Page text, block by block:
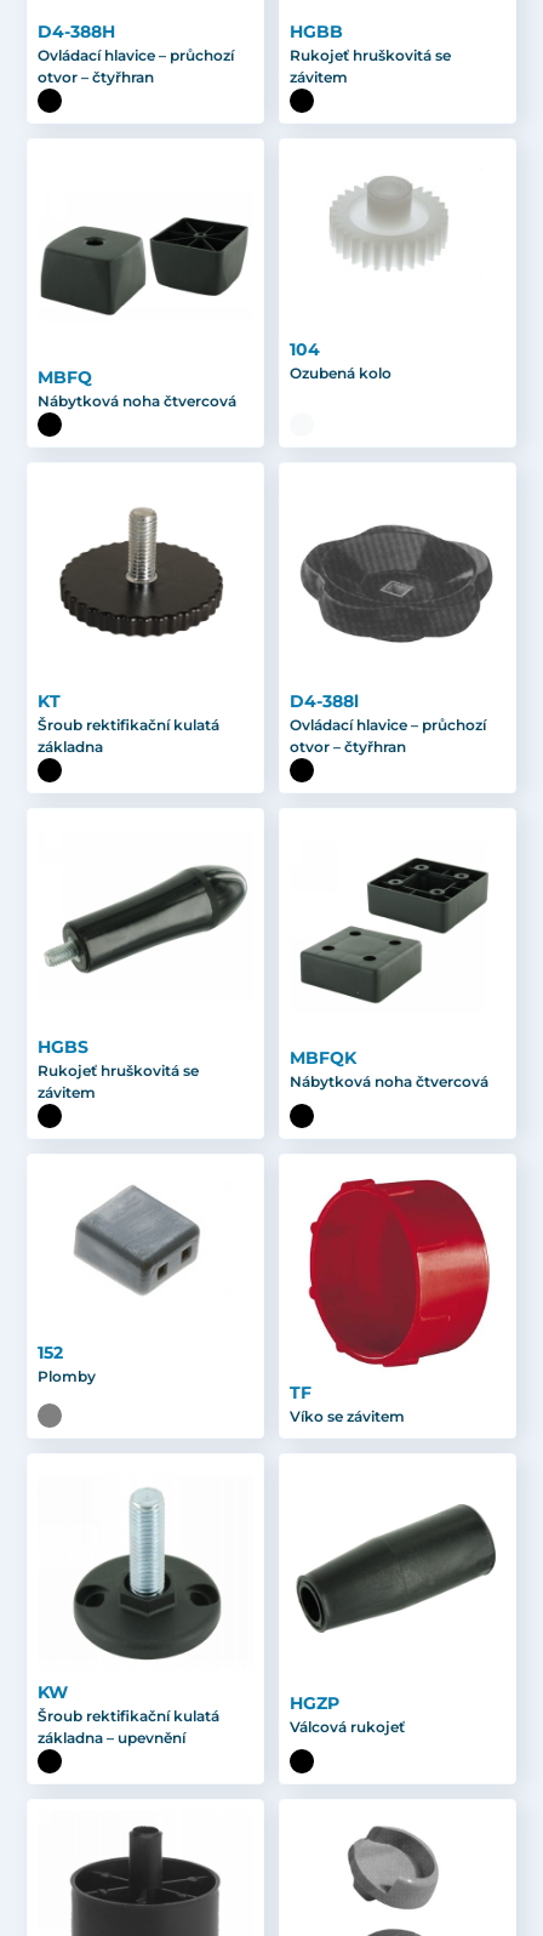
D4-388H
Ovládací hlavice – průchozí
otvor – čtyřhran
HGBB
Rukojeť hruškovitá se
závitem
MBFQ
Nábytková noha čtvercová
104
Ozubená kolo
KT
Šroub rektifikační kulatá
základna
D4-388l
Ovládací hlavice – průchozí
otvor – čtyřhran
HGBS
Rukojeť hruškovitá se
závitem
MBFQK
Nábytková noha čtvercová
152
Plomby
TF
Víko se závitem
KW
Šroub rektifikační kulatá
základna – upevnění
HGZP
Válcová rukojeť